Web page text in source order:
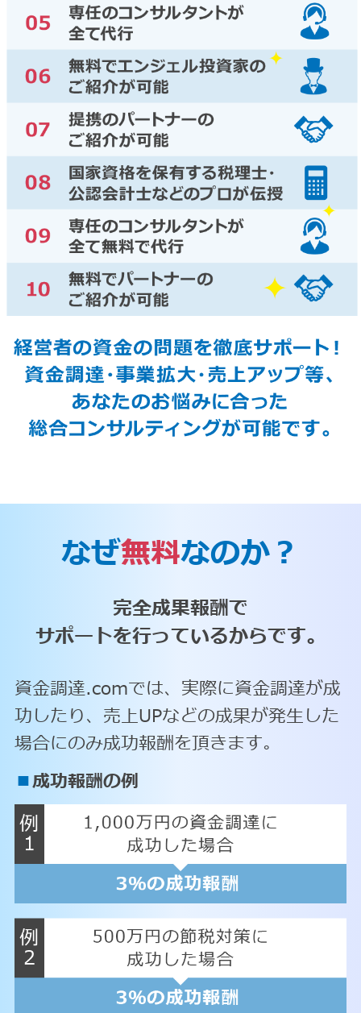
なぜ無料なのか？
完全成果報酬で
サポートを行っているからです。
資金調達.comでは、実際に資金調達が成
功したり、売上UPなどの成果が発生した
場合にのみ成功報酬を頂きます。
■成功報酬の例